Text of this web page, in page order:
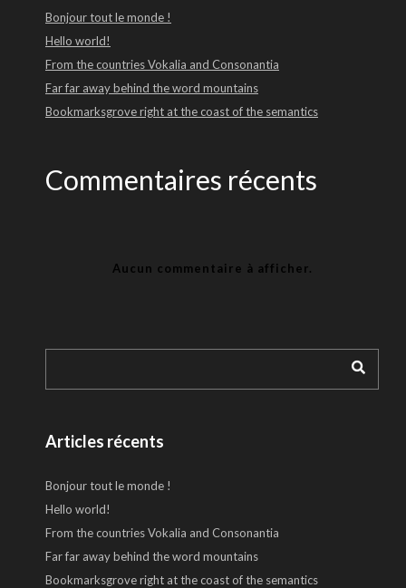
Bonjour tout le monde !
Hello world!
From the countries Vokalia and Consonantia
Far far away behind the word mountains
Bookmarksgrove right at the coast of the semantics
Commentaires récents
Aucun commentaire à afficher.
Articles récents
Bonjour tout le monde !
Hello world!
From the countries Vokalia and Consonantia
Far far away behind the word mountains
Bookmarksgrove right at the coast of the semantics